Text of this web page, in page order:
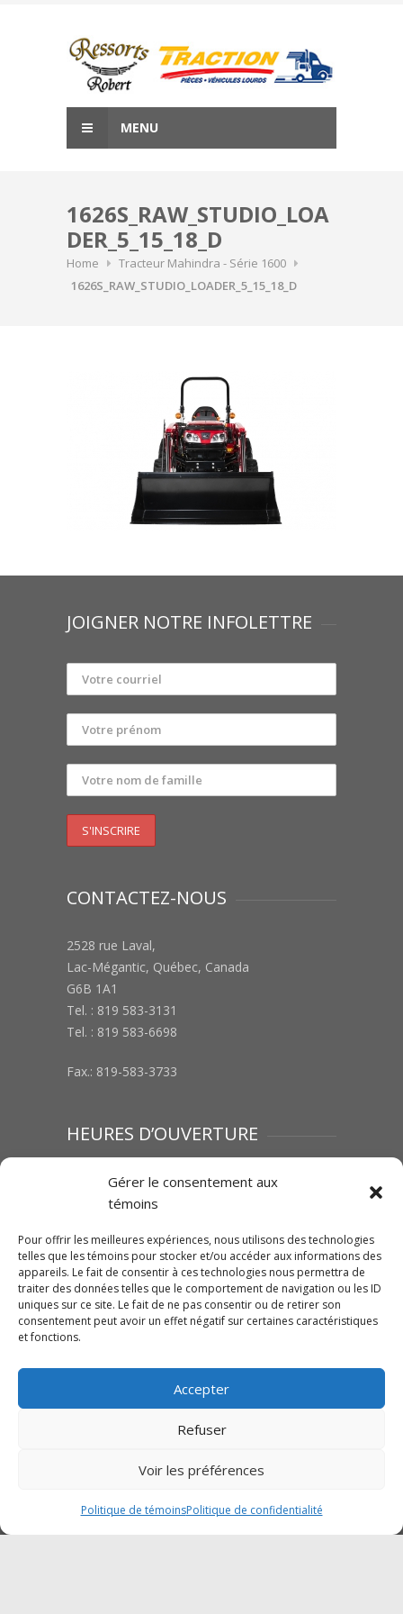
Gérer le consentement aux
témoins
Pour offrir les meilleures expériences, nous utilisons des technologies
telles que les témoins pour stocker et/ou accéder aux informations des
appareils. Le fait de consentir à ces technologies nous permettra de
traiter des données telles que le comportement de navigation ou les ID
uniques sur ce site. Le fait de ne pas consentir ou de retirer son
consentement peut avoir un effet négatif sur certaines caractéristiques
et fonctions.
Accepter
Refuser
Voir les préférences
Politique de témoinsPolitique de confidentialité
MENU
1626S_RAW_STUDIO_LOA
DER_5_15_18_D
Home
Tracteur Mahindra - Série 1600
1626S_RAW_STUDIO_LOADER_5_15_18_D
JOIGNER NOTRE INFOLETTRE
CONTACTEZ-NOUS
2528 rue Laval,
Lac-Mégantic, Québec, Canada
G6B 1A1
Tel. : 819 583-3131
Tel. : 819 583-6698
Fax.: 819-583-3733
HEURES D’OUVERTURE
Dimanche : Fermé
SUIVEZ-NOUS SUR FACEBOOK
Traction Mégantic-Mahindra
Cliquez pour accepter les témoins
marketing et activer ce contenu